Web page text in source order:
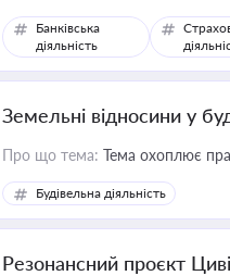
Банківська
діяльність
Земельні відносини у
Про що тема: Тема охоплює
Будівельна діяльність
Резонансний проєкт